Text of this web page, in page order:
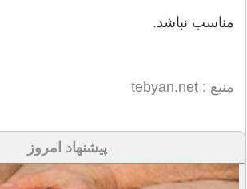
مناسب نباشد.
منبع : tebyan.net
پیشنهاد امروز